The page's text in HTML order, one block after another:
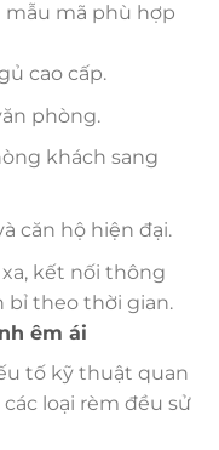
mẫu mã phù hợp
cao cấp.
phòng.
khách sang
căn hộ hiện đại.
kết nối thông
bỉ theo thời gian.
êm ái
tố kỹ thuật quan
loại rèm đều sử